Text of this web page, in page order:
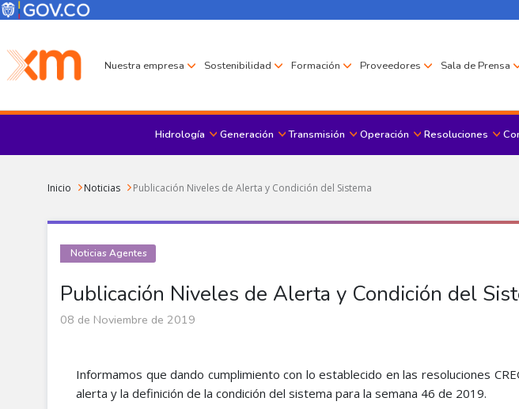
Pasar al contenido principal
Menú Corporativo
Menú de encabezado
Nuestra empresa Sostenibilidad Formación Proveedores Sala de Prensa
Hidrología Generación Transmisión Operación Resoluciones
Sobrescribir enlaces de ayuda a la navegación
Inicio Noticias Publicación Niveles de Alerta y Condición del Sistema
Publicación Niveles de Alerta y Condición del
Noticias Agentes
08 de Noviembre de 2019
Informamos que dando cumplimiento con lo establecido en las resoluciones
alerta y la definición de la condición del sistema para la semana 46 de 2019.